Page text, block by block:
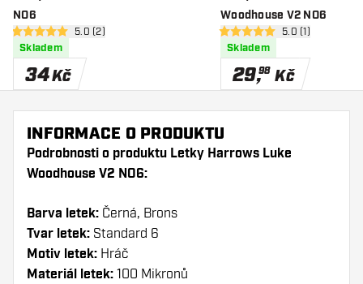
NO6
otevřít panel recenzí
5 hodnoticí hvězdičky
5.0 (2)
Skladem
34Kč
Woodhouse V2 NO6
otevřít panel
5 hodnoticí hvězdičky
5.0 (1)
Skladem
29,98 Kč
INFORMACE O PRODUKTU
Podrobnosti o produktu Letky Harrows Luke
Woodhouse V2 NO6:
Barva letek: Černá, Brons
Tvar letek: Standard 6
Motiv letek: Hráč
Materiál letek: 100 Mikronů